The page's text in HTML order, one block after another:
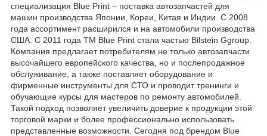
специализация Blue Print – поставка автозапчастей для
машин производства Японии, Кореи, Китая и Индии. С 2008
года ассортимент расширился и на автомобили производства
США. С 2011 года ТМ Blue Print стала частью Bilstein Ggroup.
Компания предлагает потребителям не только автозапчасти
высочайшего европейского качества, но и послепродажное
обслуживание, а также поставляет оборудование и
фирменные инструменты для СТО и проводит тренинги и
обучающие курсы для мастеров по ремонту автомобилей.
Такой подход позволяет увеличить доверие к продукции этой
торговой марки и более профессионально использовать
представленные возможности. Сегодня под брендом Blue